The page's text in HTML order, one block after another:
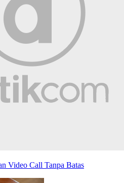
Video Call Tanpa Batas